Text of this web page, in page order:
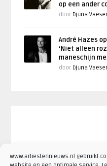
www.artiestennieuws.nl gebruikt
op een ander
door Djuna
André Hazes
‘Niet alleen
maneschijn
door Djuna